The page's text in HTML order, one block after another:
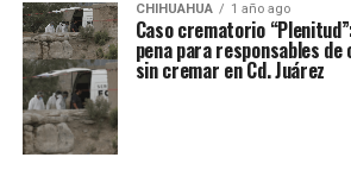
CHIHUAHUA 1 año ago
Caso crematorio
pena para responsables
sin cremar en Cd. Juárez